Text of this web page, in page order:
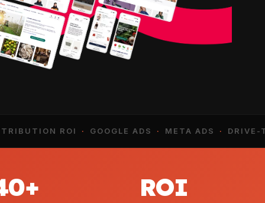
ROI GOOGLE ADS · META ADS · DRIVE-TO-
ROI